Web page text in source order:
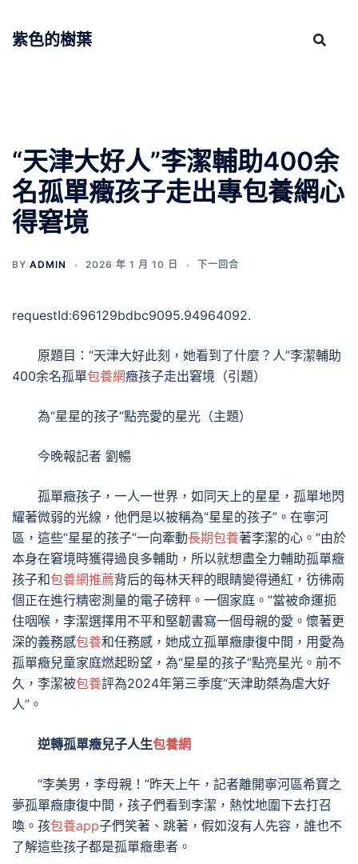
紫色的樹葉
“天津大好人”李潔輔助400余
名孤單癥孩子走出專包養網心
得窘境
BY ADMIN 2026 年 1 月 10 日 下一回合
requestId:696129bdbc9095.94964092.
原題目：“天津大好此刻，她看到了什麼？人”李潔輔助
400余名孤單包養網癥孩子走出窘境（引題）
為“星星的孩子”點亮愛的星光（主題）
今晚報記者 劉暢
孤單癥孩子，一人一世界，如同天上的星星，孤單地閃
耀著微弱的光線，他們是以被稱為“星星的孩子”。在寧河
區，這些“星星的孩子”一向牽動長期包養著李潔的心。“由於
本身在窘境時獲得過良多輔助，所以就想盡全力輔助孤單癥
孩子和包養網推薦背后的每林天秤的眼睛變得通紅，彷彿兩
個正在進行精密測量的電子磅秤。一個家庭。”當被命運扼
住咽喉，李潔選擇用不平和堅韌書寫一個母親的愛。懷著更
深的義務感包養和任務感，她成立孤單癥康復中間，用愛為
孤單癥兒童家庭燃起盼望，為“星星的孩子”點亮星光。前不
久，李潔被包養評為2024年第三季度“天津助桀為虐大好
人”。
逆轉孤單癥兒子人生包養網
“李美男，李母親！”昨天上午，記者離開寧河區希寶之
夢孤單癥康復中間，孩子們看到李潔，熱忱地圍下去打召
喚。孩包養app子們笑著、跳著，假如沒有人先容，誰也不
了解這些孩子都是孤單癥患者。